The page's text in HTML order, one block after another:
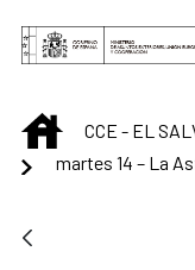
Saut au contenu
INICIOCCE - EL
martes 14 – La